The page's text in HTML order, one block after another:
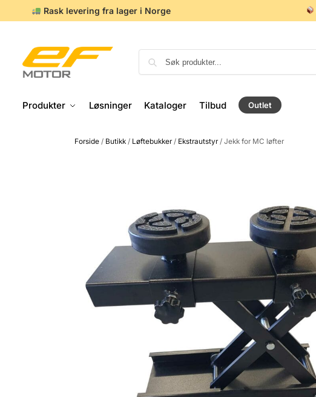
Rask levering fra lager i Norge
Produkter Løsninger Kataloger Tilbud Outlet
Forside/ Butikk/ Løftebukker/ Ekstrautstyr/ Jekk for MC løfter